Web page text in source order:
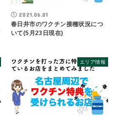
2021.06.01
春日井市のワクチン接種状況につ
いて(5月23日現在)
エリア情報